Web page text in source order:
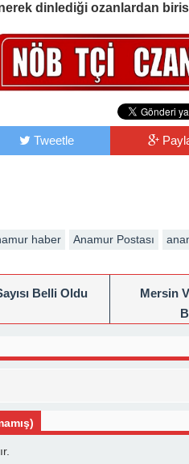
dinlediği ozanlardan
Tweetle
haber Anamur Postası
Belli Oldu
Mersin